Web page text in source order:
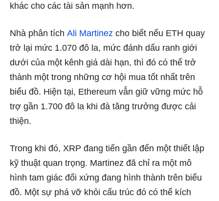
khác cho các tài sản mạnh hơn.
Nhà phân tích Ali Martinez cho biết nếu ETH quay
trở lại mức 1.070 đô la, mức đánh dấu ranh giới
dưới của một kênh giá dài hạn, thì đó có thể trở
thành một trong những cơ hội mua tốt nhất trên
biểu đồ. Hiện tại, Ethereum vẫn giữ vững mức hỗ
trợ gần 1.700 đô la khi đà tăng trưởng được cải
thiện.
Trong khi đó, XRP đang tiến gần đến một thiết lập
kỹ thuật quan trọng. Martinez đã chỉ ra một mô
hình tam giác đối xứng đang hình thành trên biểu
đồ. Một sự phá vỡ khỏi cấu trúc đó có thể kích